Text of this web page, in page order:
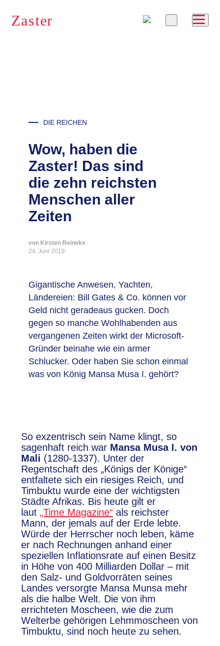
RSS
Zaster
DIE REICHEN
Wow, haben die
Zaster! Das sind
die zehn reichsten
Menschen aller
Zeiten
von Kirsten Reineke
24. Juni 2019
Gigantische Anwesen, Yachten,
Ländereien: Bill Gates & Co. können vor
Geld nicht geradeaus gucken. Doch
gegen so manche Wohlhabenden aus
vergangenen Zeiten wirkt der Microsoft-
Gründer beinahe wie ein armer
Schlucker. Oder haben Sie schon einmal
was von König Mansa Musa I. gehört?
So exzentrisch sein Name klingt, so
sagenhaft reich war Mansa Musa I. von
Mali (1280-1337). Unter der
Regentschaft des „Königs der Könige“
entfaltete sich ein riesiges Reich, und
Timbuktu wurde eine der wichtigsten
Städte Afrikas. Bis heute gilt er
laut „Time Magazine“ als reichster
Mann, der jemals auf der Erde lebte.
Würde der Herrscher noch leben, käme
er nach Rechnungen anhand einer
speziellen Inflationsrate auf einen Besitz
in Höhe von 400 Milliarden Dollar – mit
den Salz- und Goldvorräten seines
Landes versorgte Mansa Munsa mehr
als die halbe Welt. Die von ihm
errichteten Moscheen, wie die zum
Welterbe gehörigen Lehmmoscheen von
Timbuktu, sind noch heute zu sehen.